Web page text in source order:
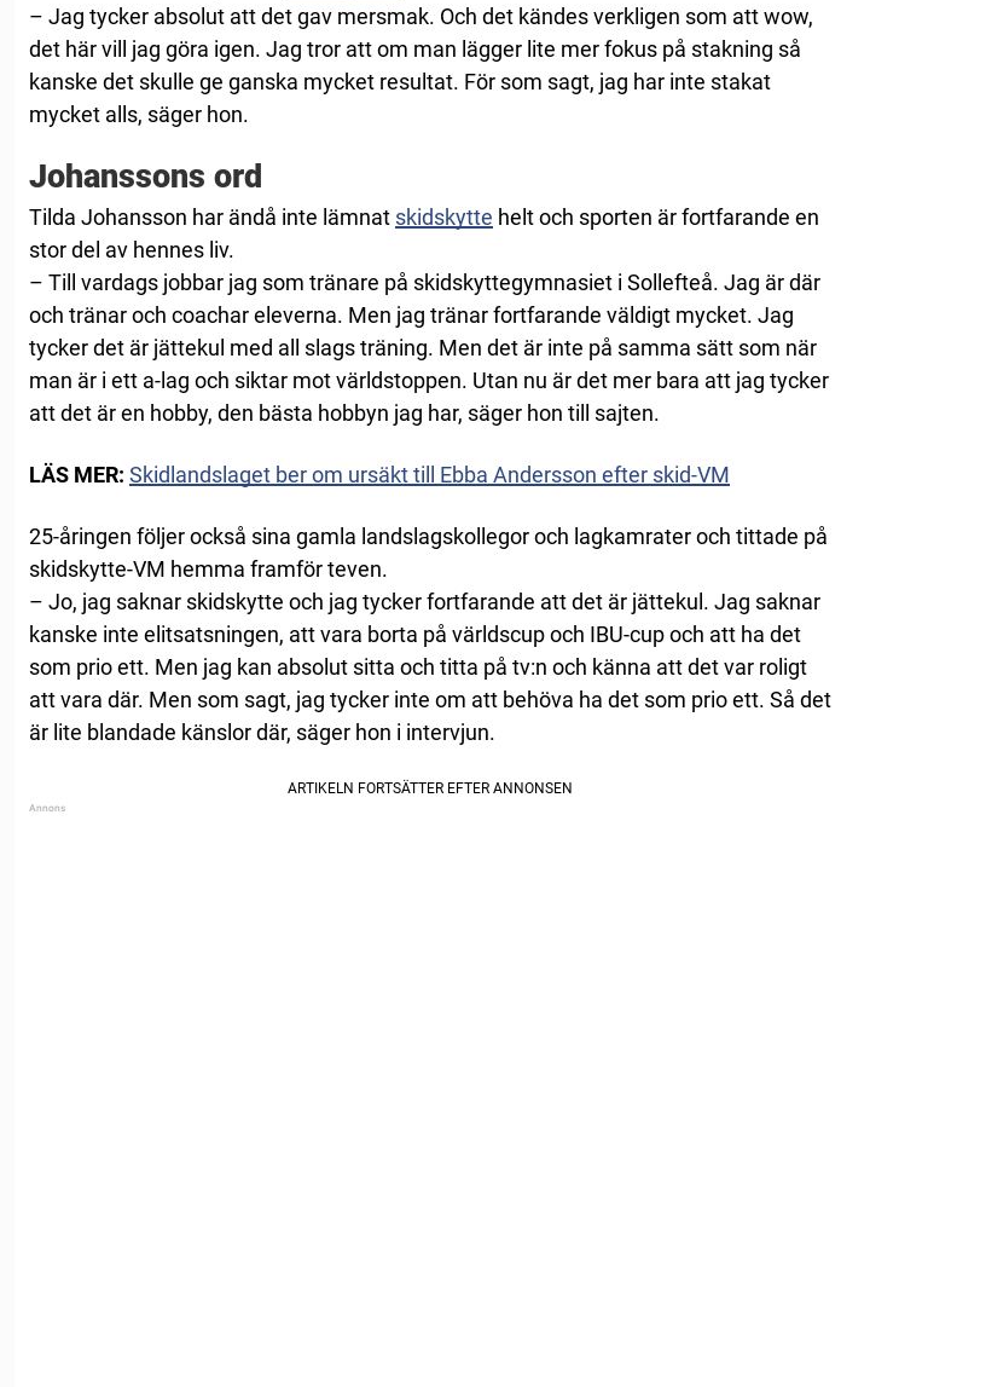
– Jag tycker absolut att det gav mersmak. Och det kändes verkligen som att wow,
det här vill jag göra igen. Jag tror att om man lägger lite mer fokus på stakning så
kanske det skulle ge ganska mycket resultat. För som sagt, jag har inte stakat
mycket alls, säger hon.
Johanssons ord
Tilda Johansson har ändå inte lämnat skidskytte helt och sporten är fortfarande en
stor del av hennes liv.
– Till vardags jobbar jag som tränare på skidskyttegymnasiet i Sollefteå. Jag är där
och tränar och coachar eleverna. Men jag tränar fortfarande väldigt mycket. Jag
tycker det är jättekul med all slags träning. Men det är inte på samma sätt som när
man är i ett a-lag och siktar mot världstoppen. Utan nu är det mer bara att jag tycker
att det är en hobby, den bästa hobbyn jag har, säger hon till sajten.
LÄS MER: Skidlandslaget ber om ursäkt till Ebba Andersson efter skid-VM
25-åringen följer också sina gamla landslagskollegor och lagkamrater och tittade på
skidskytte-VM hemma framför teven.
– Jo, jag saknar skidskytte och jag tycker fortfarande att det är jättekul. Jag saknar
kanske inte elitsatsningen, att vara borta på världscup och IBU-cup och att ha det
som prio ett. Men jag kan absolut sitta och titta på tv:n och känna att det var roligt
att vara där. Men som sagt, jag tycker inte om att behöva ha det som prio ett. Så det
är lite blandade känslor där, säger hon i intervjun.